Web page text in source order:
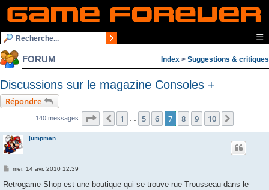
☰
FORUM Index > Suggestions & critiques
Discussions sur le magazine Consoles +
Répondre
140 messages Page sur 10
Précédente
1 … 5 6 7 8 9 10
jumpman
M
s
mer. 14 avr. 2010 12:39
Retrogame-Shop est une boutique qui se trouve rue Trousseau dans le